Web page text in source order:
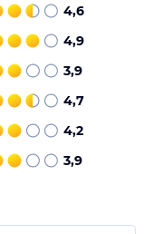
4,6
4,9
3,9
4,7
4,2
3,9